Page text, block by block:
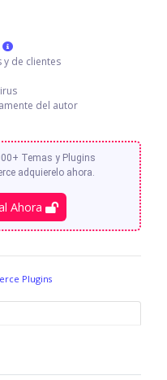
de clientes
del autor
Temas y Plugins
adquierelo ahora.
Ahora
Plugins